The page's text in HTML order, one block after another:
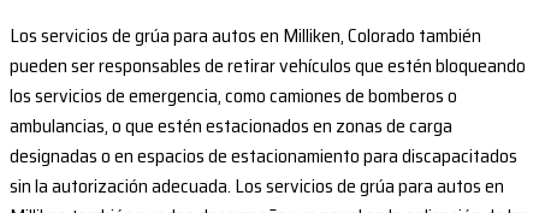
Los servicios de grúa para autos en Milliken, Colorado también
pueden ser responsables de retirar vehículos que estén bloqueando
los servicios de emergencia, como camiones de bomberos o
ambulancias, o que estén estacionados en zonas de carga
designadas o en espacios de estacionamiento para discapacitados
sin la autorización adecuada. Los servicios de grúa para autos en